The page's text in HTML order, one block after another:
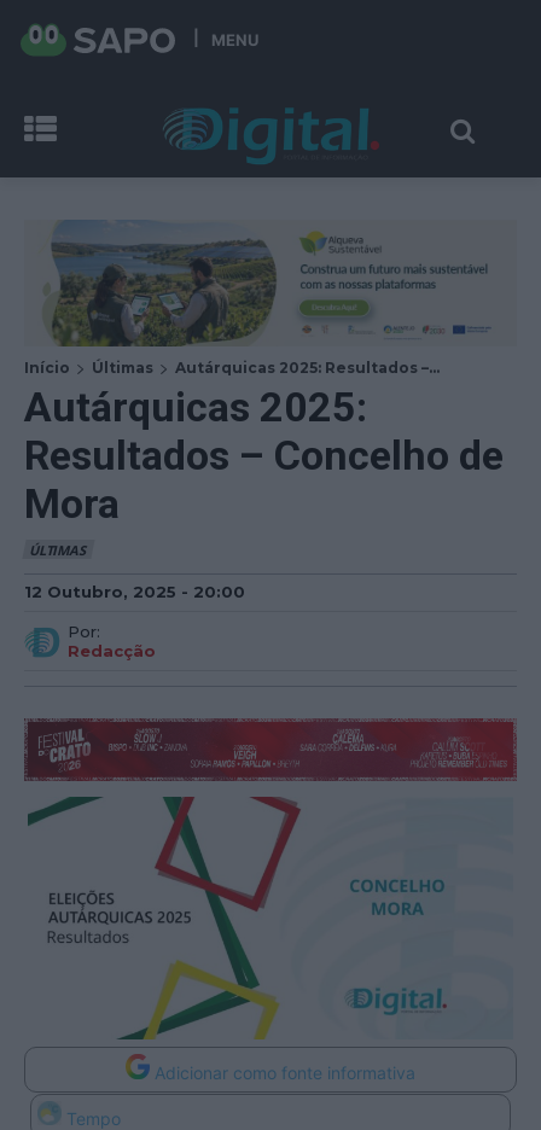
MENU
Início Últimas Autárquicas 2025: Resultados –...
Autárquicas 2025:
Resultados – Concelho de
Mora
ÚLTIMAS
12 Outubro, 2025 - 20:00
Por:
Redacção
Adicionar como fonte informativa
Tempo